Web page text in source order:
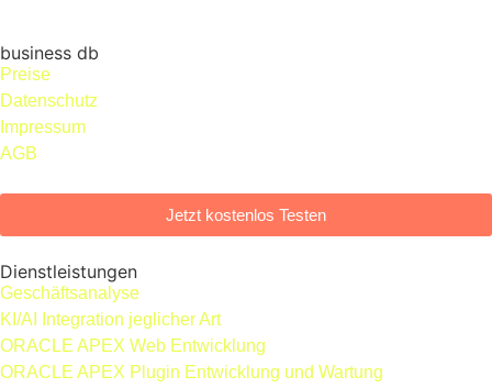
business db
Preise
Datenschutz
Impressum
AGB
Jetzt kostenlos Testen
Dienstleistungen
Geschäftsanalyse
KI/AI Integration jeglicher Art
ORACLE APEX Web Entwicklung
ORACLE APEX Plugin Entwicklung und Wartung